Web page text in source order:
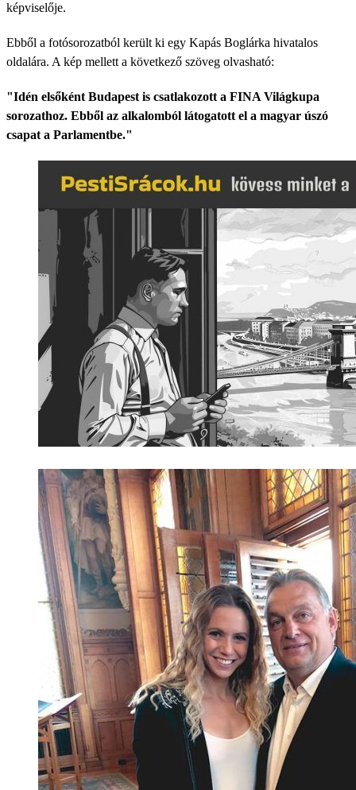
képviselője.
Ebből a fotósorozatból került ki egy Kapás Boglárka hivatalos
oldalára. A kép mellett a következő szöveg olvasható:
"Idén elsőként Budapest is csatlakozott a FINA Világkupa
sorozathoz. Ebből az alkalomból látogatott el a magyar úszó
csapat a Parlamentbe."